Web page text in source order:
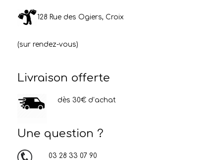
128 Rue des Ogiers, Croix
(sur rendez-vous)
Livraison offerte
dès 30€ d’achat
Une question ?
03 28 33 07 90